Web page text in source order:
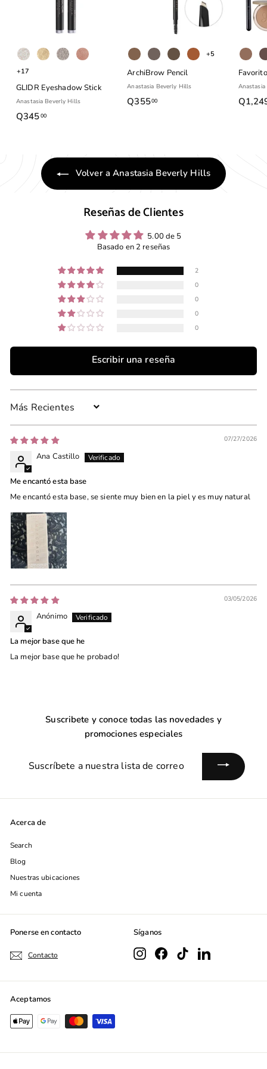
+17
GLIDR Eyeshadow Stick
Anastasia Beverly Hills
Q34500Q
5
0
+5
ArchiBrow Pencil
Anastasia Beverly Hills
Q35500
.
0
0
Volver a Anastasia Beverly Hills
Reseñas de Clientes
5.00 de 5
Basado en 2 reseñas
2
0
0
0
0
Escribir una reseña
Sort by
07/27/2026
Ana Castillo
Me encantó esta base
Me encantó esta base, se siente muy bien en la piel y es muy natural
03/05/2026
Anónimo
La mejor base que he
La mejor base que he probado!
Suscribete y conoce todas las novedades y
promociones especiales
Suscríbete
lista
correo
Acerca de
Search
Blog
Nuestras ubicaciones
Mi cuenta
Ponerse en contacto
Contacto
Síganos
InstagramFacebookTikTok
Aceptamos